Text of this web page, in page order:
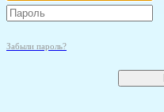
Забыли пароль?